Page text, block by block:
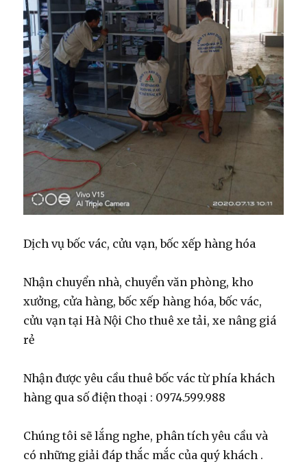
Dịch vụ bốc vác, cửu vạn, bốc xếp hàng hóa
Nhận chuyển nhà, chuyển văn phòng, kho
xưởng, cửa hàng, bốc xếp hàng hóa, bốc vác,
cửu vạn tại Hà Nội Cho thuê xe tải, xe nâng giá
rẻ
Nhận được yêu cầu thuê bốc vác từ phía khách
hàng qua số điện thoại : 0974.599.988
Chúng tôi sẽ lắng nghe, phân tích yêu cầu và
có những giải đáp thắc mắc của quý khách .